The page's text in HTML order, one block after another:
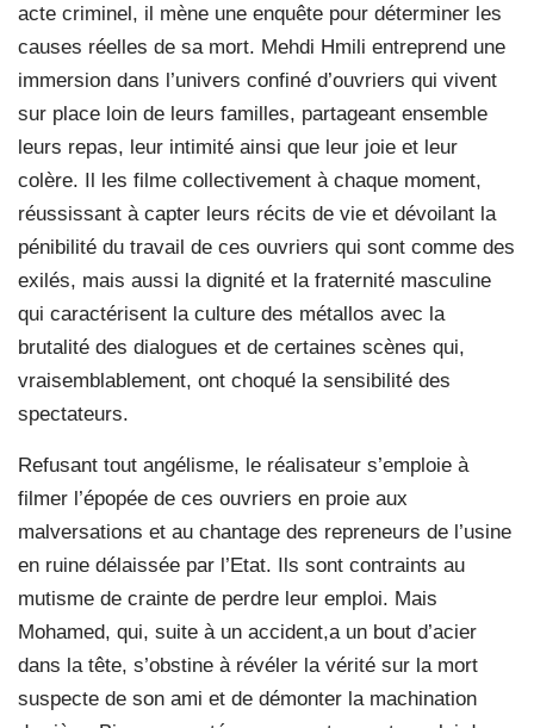
acte criminel, il mène une enquête pour déterminer les
causes réelles de sa mort. Mehdi Hmili entreprend une
immersion dans l’univers confiné d’ouvriers qui vivent
sur place loin de leurs familles, partageant ensemble
leurs repas, leur intimité ainsi que leur joie et leur
colère. Il les filme collectivement à chaque moment,
réussissant à capter leurs récits de vie et dévoilant la
pénibilité du travail de ces ouvriers qui sont comme des
exilés, mais aussi la dignité et la fraternité masculine
qui caractérisent la culture des métallos avec la
brutalité des dialogues et de certaines scènes qui,
vraisemblablement, ont choqué la sensibilité des
spectateurs.
Refusant tout angélisme, le réalisateur s’emploie à
filmer l’épopée de ces ouvriers en proie aux
malversations et au chantage des repreneurs de l’usine
en ruine délaissée par l’Etat. Ils sont contraints au
mutisme de crainte de perdre leur emploi. Mais
Mohamed, qui, suite à un accident,a un bout d’acier
dans la tête, s’obstine à révéler la vérité sur la mort
suspecte de son ami et de démonter la machination